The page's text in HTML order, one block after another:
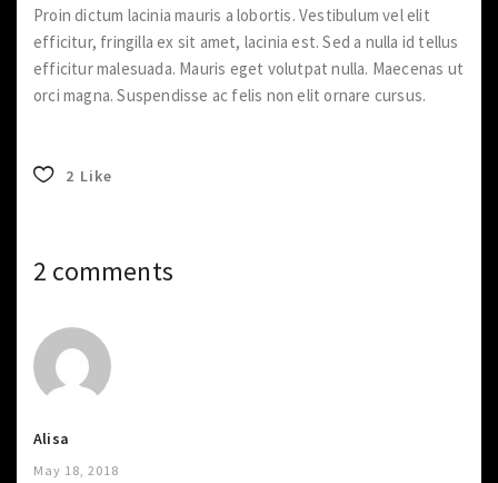
Proin dictum lacinia mauris a lobortis. Vestibulum vel elit
efficitur, fringilla ex sit amet, lacinia est. Sed a nulla id tellus
efficitur malesuada. Mauris eget volutpat nulla. Maecenas ut
orci magna. Suspendisse ac felis non elit ornare cursus.
2 Like
2 comments
Alisa
May 18, 2018